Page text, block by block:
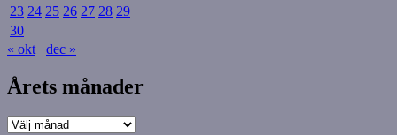
23 24 25 26 27 28 29
30
« okt
dec »
Årets månader
Årets